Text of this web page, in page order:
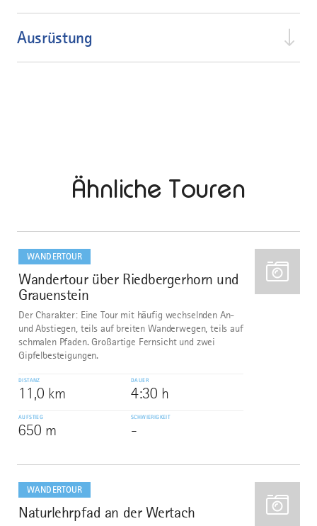
Ausrüstung
Ähnliche Touren
WANDERTOUR
1
Wandertour über Riedbergerhorn und
Grauenstein
Der Charakter: Eine Tour mit häufig wechselnden An-
und Abstiegen, teils auf breiten Wanderwegen, teils auf
schmalen Pfaden. Großartige Fernsicht und zwei
Gipfelbesteigungen.
DISTANZ
11,0 km
DAUER
4:30 h
AUFSTIEG
650 m
SCHWIERIGKEIT
-
dazu
WANDERTOUR
2
Naturlehrpfad an der Wertach
dazu